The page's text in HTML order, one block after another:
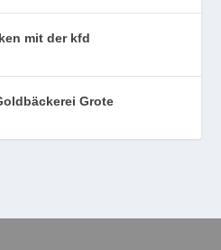
mit der kfd
Grote